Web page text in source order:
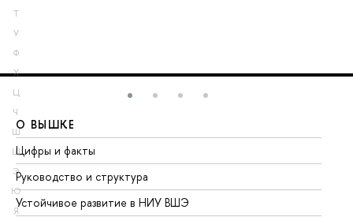
Т
У
Ф
Х
Ц
Ч
Ш
Щ
Э
Ю
Я
О ВЫШКЕ
Цифры и факты
Руководство и структура
Устойчивое развитие в НИУ ВШЭ